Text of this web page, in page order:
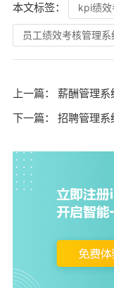
本文标签： kpi绩效
员工绩效考核管理系
上一篇： 薪酬管理系统
下一篇： 招聘管理系统